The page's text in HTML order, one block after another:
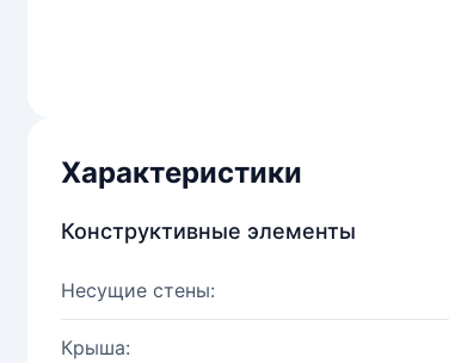
Характеристики
Конструктивные элементы
Несущие стены:
Крыша: